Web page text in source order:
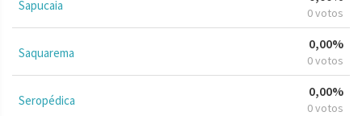
Sapucaia 0 votos
Saquarema
0,00%
0 votos
Seropédica
0,00%
0 votos